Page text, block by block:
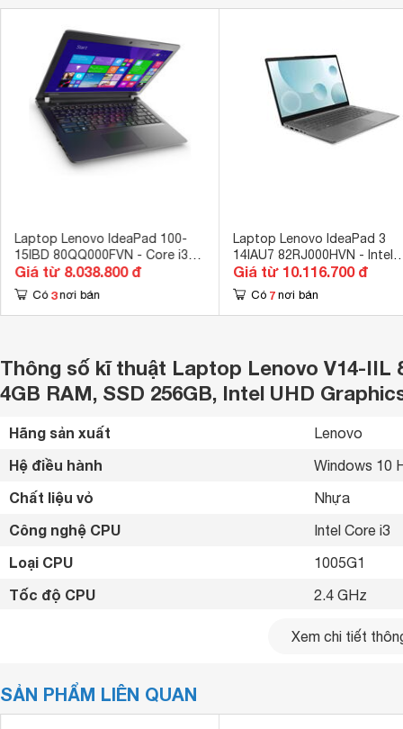
Laptop Lenovo IdeaPad 100-
15IBD 80QQ000FVN - Core i3
5005U , RAM 4Gb , HDD 500Gb ,
Intel HD Graphics , 15.6 Inches
Giá từ 8.038.800 đ
Có 3 nơi bán
Laptop Lenovo IdeaPad 3
14IAU7 82RJ000HVN - Intel
Core i3-1215U, 8GB RAM,
512GB, Intel UHD Graphics,
inch
Giá từ 10.116.700 đ
Có 7 nơi bán
Thông số kĩ thuật Laptop Lenovo V14-IIL
4GB RAM, SSD 256GB, Intel UHD
Hãng sản xuất Lenovo
Hệ điều hành Windows 10
Chất liệu vỏ Nhựa
Công nghệ CPU Intel Core i3
Loại CPU 1005G1
Tốc độ CPU 2.4 GHz
3.4 GHz
Dung lượng RAM
Xem chi tiết
SẢN PHẨM LIÊN QUAN